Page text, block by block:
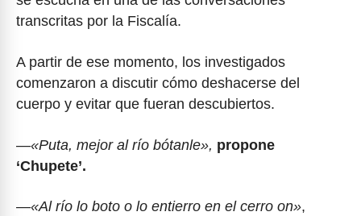
transcritas por la Fiscalía.
A partir de ese momento, los investigados
comenzaron a discutir cómo deshacerse del
cuerpo y evitar que fueran descubiertos.
—«Puta, mejor al río bótanle», propone
‘Chupete’.
—«Al río lo boto o lo entierro en el cerro on»,